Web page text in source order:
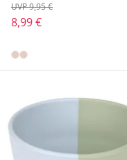
8,99 €
UVP 9,95 €